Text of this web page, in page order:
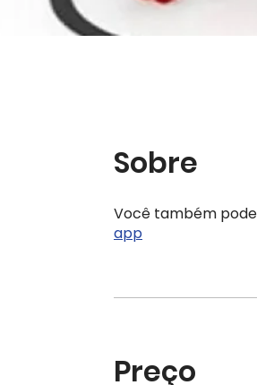
Sobre
Você também
app
Preço